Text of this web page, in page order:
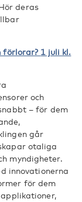
deras
förlorar? 1 juli kl.
och
– för dem
går
otaliga
myndigheter.
innovationerna
för dem